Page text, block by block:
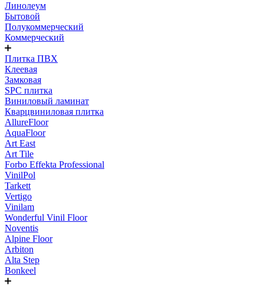
Линолеум
Бытовой
Полукоммерческий
Коммерческий
Плитка ПВХ
Клеевая
Замковая
SPC плитка
Виниловый ламинат
Кварцвиниловая плитка
AllureFloor
AquaFloor
Art East
Art Tile
Forbo Effekta Professional
VinilPol
Tarkett
Vertigo
Vinilam
Wonderful Vinil Floor
Noventis
Alpine Floor
Arbiton
Alta Step
Bonkeel